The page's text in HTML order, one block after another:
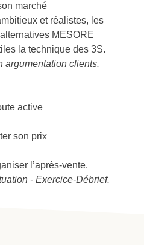
marché
et réalistes, les
MESORE
la technique des 3S.
argumentation clients.
active
son prix
l’après-vente.
- Exercice-Débrief.